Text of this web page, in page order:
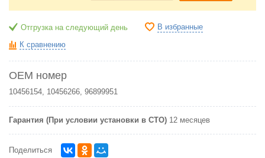
Отгрузка на следующий день В избранные
К сравнению
OEM номер
10456154, 10456266, 96899951
Гарантия (При условии установки в СТО) 12 месяцев
Поделиться